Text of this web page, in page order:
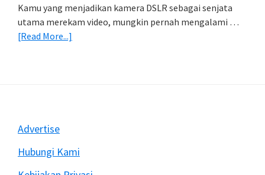
Kamu yang menjadikan kamera DSLR sebagai senjata
utama merekam video, mungkin pernah mengalami …
[Read More...]
Mendadak
Footer
Advertise
Hubungi Kami